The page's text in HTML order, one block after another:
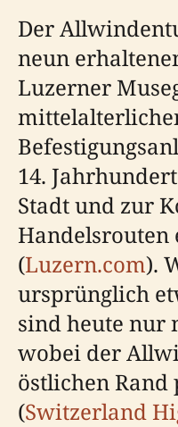
Der
neun
Luzerner
14.
Stadt und zur
(Luzern.com).
ursprünglich
sind heute nur
wobei der
östlichen
(Switzerland